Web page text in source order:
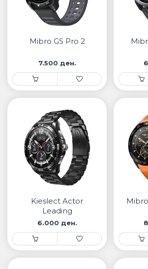
Mibro GS Pro 2
7.500 ден.
Kieslect Actor
Leading
6.000 ден.
• iPad
• Samsung
• Xiaomi
ПАМЕТНИ ЧАСОВНИЦИ
• Apple watch
• Galaxy watch
• Останато
PLAYSTATION
ПАМЕТНИ УРЕДИ ЗА БЕЗБЕДНОСТ
ПРОЕКТОРИ